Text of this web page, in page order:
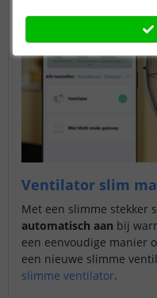
Ventilator slim
Met een slimme stekker
automatisch aan bij
een eenvoudige manier
een nieuwe slimme
slimme ventilator.